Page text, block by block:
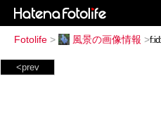
Fotolife > 風景の画像情報 >
<prev